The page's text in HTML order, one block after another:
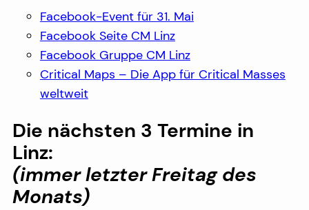
Facebook-Event für 31. Mai
Facebook Seite CM Linz
Facebook Gruppe CM Linz
Critical Maps – Die App für Critical Masses
weltweit
Die nächsten 3 Termine in
Linz:
(immer letzter Freitag des
Monats)